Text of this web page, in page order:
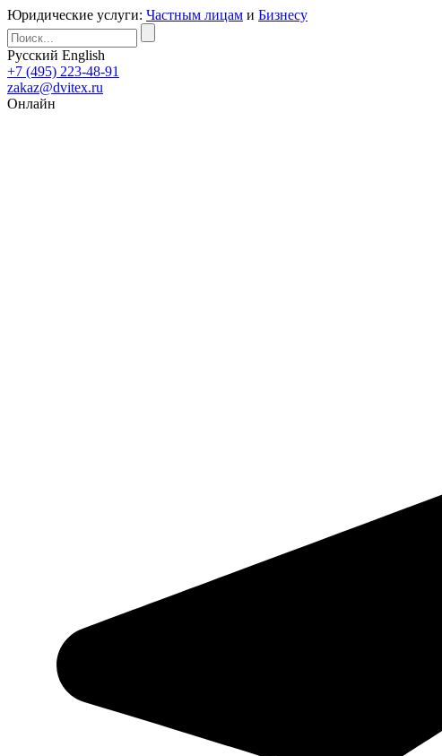
Юридические услуги: Частным лицам и Бизнесу
Русский English
+7 (495) 223-48-91
zakaz@dvitex.ru
Онлайн